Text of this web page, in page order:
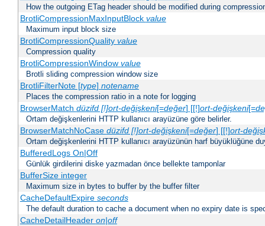
How the outgoing ETag header should be modified during
BrotliCompressionMaxInputBlock value
Maximum input block size
BrotliCompressionQuality value
Compression quality
BrotliCompressionWindow value
Brotli sliding compression window size
BrotliFilterNote [type] notename
Places the compression ratio in a note for logging
BrowserMatch düzifd [!]ort-değişkeni[=değer] [[!]ort-değişkeni[=
Ortam değişkenlerini HTTP kullanıcı arayüzüne göre belirler.
BrowserMatchNoCase düzifd [!]ort-değişkeni[=değer] [[!]ort-
Ortam değişkenlerini HTTP kullanıcı arayüzünün harf büyüklüğüne
BufferedLogs On|Off
Günlük girdilerini diske yazmadan önce bellekte tamponlar
BufferSize integer
Maximum size in bytes to buffer by the buffer filter
CacheDefaultExpire seconds
The default duration to cache a document when no expiry date is
CacheDetailHeader on|off